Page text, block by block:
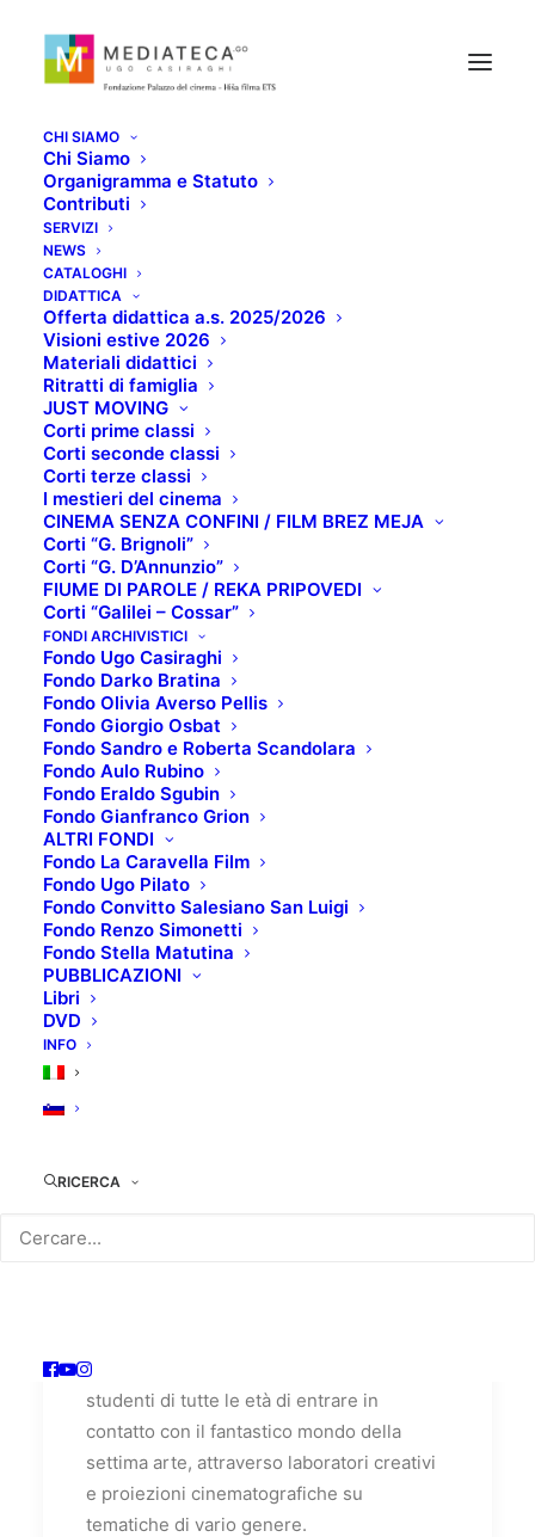
CHI SIAMO
Chi Siamo
Organigramma e Statuto
Contributi
SERVIZI
NEWS
CATALOGHI
DIDATTICA
Offerta didattica a.s. 2025/2026
Visioni estive 2026
Materiali didattici
Ritratti di famiglia
JUST MOVING
Corti prime classi
Corti seconde classi
Corti terze classi
I mestieri del cinema
CINEMA SENZA CONFINI / FILM BREZ MEJA
Corti “G. Brignoli”
Corti “G. D’Annunzio”
FIUME DI PAROLE / REKA PRIPOVEDI
Corti “Galilei – Cossar”
FONDI ARCHIVISTICI
Fondo Ugo Casiraghi
Fondo Darko Bratina
Fondo Olivia Averso Pellis
Fondo Giorgio Osbat
Fondo Sandro e Roberta Scandolara
Fondo Aulo Rubino
Fondo Eraldo Sgubin
Fondo Gianfranco Grion
ALTRI FONDI
Fondo La Caravella Film
Fondo Ugo Pilato
Fondo Convitto Salesiano San Luigi
Fondo Renzo Simonetti
Fondo Stella Matutina
PUBBLICAZIONI
Libri
DVD
INFO
RICERCA
Top Five
Educazione al linguaggio
linguaggio
cinematografico
Mediateca che offre la possibilità agli
studenti di tutte le età di entrare in
contatto con il fantastico mondo della
settima arte, attraverso laboratori creativi
e proiezioni cinematografiche su
tematiche di vario genere.